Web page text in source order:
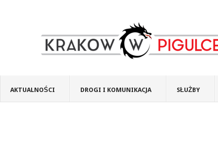
AKTUALNOŚCI DROGI I KOMUNIKACJA SŁUŻBY